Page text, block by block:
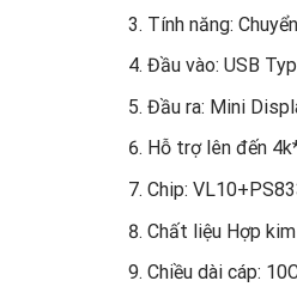
Tính năng:
Đầu vào: USB
Đầu ra: Mini
Hỗ trợ lên đến
Chip:
Chất liệu Hợp
Chiều dài cáp: